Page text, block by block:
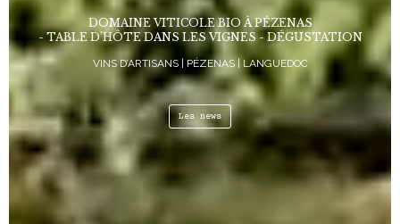
DOMAINE VITICOLE BIO À PÉZENAS
- TABLE D’HÔTE DANS LES VIGNES - DÉGUSTATION
VINS D’ARTISANS | PÉZENAS | LANGUEDOC
Les news